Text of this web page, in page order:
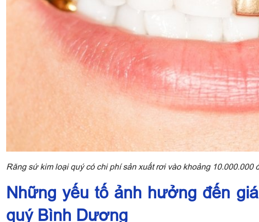
Răng sứ kim loại quý có chi phí sản xuất rơi vào khoảng 10.000.000
Những yếu tố ảnh hưởng đến
quý Bình Dương